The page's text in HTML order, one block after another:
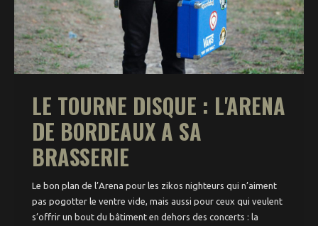
Food
Oenotrips
Patrimoine
Agenda
LE TOURNE DISQUE : L'ARENA
DE BORDEAUX A SA
BRASSERIE
Le bon plan de l’Arena pour les zikos nighteurs qui n’aiment
pas pogotter le ventre vide, mais aussi pour ceux qui veulent
s’offrir un bout du bâtiment en dehors des concerts : la